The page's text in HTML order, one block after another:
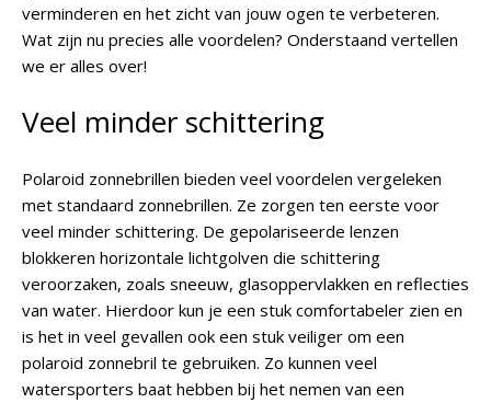
verminderen en het zicht van jouw ogen te verbeteren.
Wat zijn nu precies alle voordelen? Onderstaand vertellen
we er alles over!
Veel minder schittering
Polaroid zonnebrillen bieden veel voordelen vergeleken
met standaard zonnebrillen. Ze zorgen ten eerste voor
veel minder schittering. De gepolariseerde lenzen
blokkeren horizontale lichtgolven die schittering
veroorzaken, zoals sneeuw, glasoppervlakken en reflecties
van water. Hierdoor kun je een stuk comfortabeler zien en
is het in veel gevallen ook een stuk veiliger om een
polaroid zonnebril te gebruiken. Zo kunnen veel
watersporters baat hebben bij het nemen van een